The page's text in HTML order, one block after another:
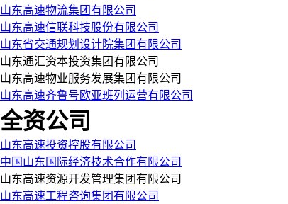
山东高速物流集团有限公司
山东高速信联科技股份有限公司
山东省交通规划设计院集团有限公司
山东通汇资本投资集团有限公司
山东高速物业服务发展集团有限公司
山东高速齐鲁号欧亚班列运营有限公司
全资公司
山东高速投资控股有限公司
中国山东国际经济技术合作有限公司
山东高速资源开发管理集团有限公司
山东高速工程咨询集团有限公司